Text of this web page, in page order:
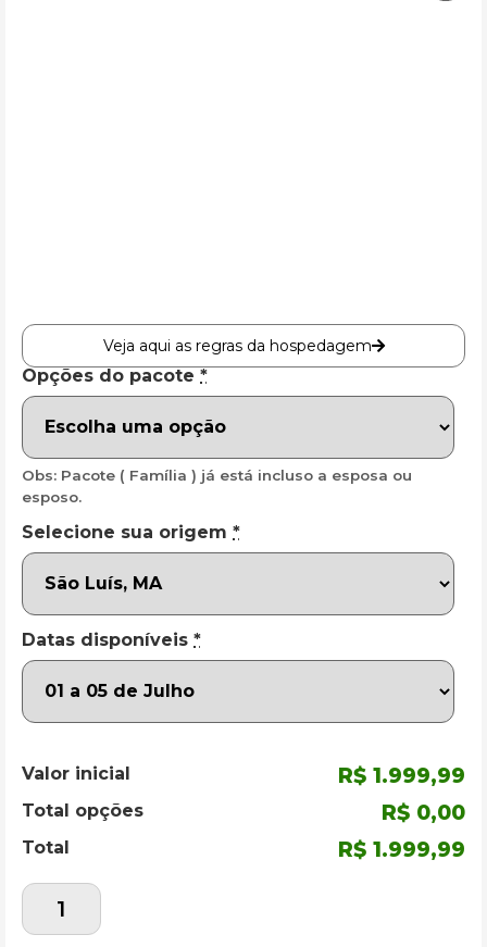
Veja aqui as regras da hospedagem
Opções do pacote *
Obs: Pacote ( Família ) já está incluso a esposa ou
esposo.
Selecione sua origem *
Datas disponíveis *
Valor inicial R$ 1.999,99
Total opções R$ 0,00
Total R$ 1.999,99